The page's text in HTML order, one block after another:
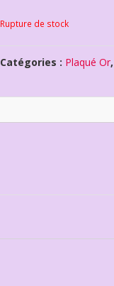
Rupture de stock
Catégories : Plaqué Or,